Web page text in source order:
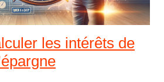
les intérêts de